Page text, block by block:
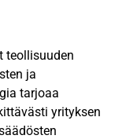
teollisuuden
ja
tarjoaa
yrityksen